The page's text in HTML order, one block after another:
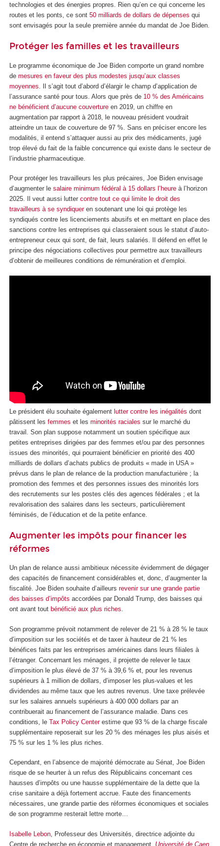
technologies et des énergies propres. Rien qu’en ce qui concerne les
routes et les ponts, ce sont 50 milliards de dollars de dépenses qui
sont envisagés pour la seule première année du mandat de Joe Biden.
Protéger les familles et les travailleurs
Le programme économique de Joe Biden comporte un grand nombre
de mesures en faveur des plus modestes jusqu’aux classes
moyennes . Il s’agit tout d’abord d’élargir le champ d’application de
l’assurance santé pour tous. Alors que près de 10 % des Américains
ne bénéficient d’aucune couverture en 2019, un chiffre en
augmentation par rapport à 2018, le nouveau président voudrait
atteindre un taux de couverture de 97 %. Sans en préciser encore les
modalités, il entend s’attaquer aussi au prix des médicaments, jugé
trop élevé du fait de la faible concurrence qui existe dans le secteur de
l’industrie pharmaceutique.
Pour protéger les travailleurs les plus précaires, Joe Biden envisage
d’augmenter le salaire minimum fédéral à 15 dollars l’heure à l’horizon
2025. Il veut aussi lutter contre tout ce qui limite le droit des
travailleurs à se syndiqueren soutenant une loi qui protège les
syndiqués contre les licenciements abusifs et en mettant en place des
sanctions contre les entreprises qui classeraient sous le statut d’auto-
entrepreneur ceux qui sont, de fait, leurs salariés. Il défend en effet le
principe des négociations collectives pour permettre aux travailleurs
d’obtenir de meilleures conditions de rémunération et d’emploi.
Le président élu souhaite également lutter contre les inégalités dont
pâtissent les femmes et les minorités raciales sur le marché du
travail. Son plan suppose notamment un soutien spécifique aux
petites entreprises dirigées par des femmes et/ou par des personnes
issues des minorités, qui pourraient bénéficier en priorité des 400
milliards de dollars d’achats publics de produits « made in USA »
prévus dans le plan de relance de la production manufacturière ; la
promotion des femmes et des personnes issues des minorités lors
des recrutements sur les postes clés des agences fédérales ; et la
revalorisation des salaires dans les secteurs, particulièrement
féminisés, de l’éducation et de la petite enfance.
Augmenter les impôts pour financer les
réformes
Un plan de relance aussi ambitieux nécessite évidemment de dégager
des capacités de financement considérables et, donc, d’augmenter la
fiscalité. Joe Biden souhaite d’ailleurs revenir sur une grande partie
des baisses d’impôts accordées par Donald Trump, des baisses qui
ont avant tout bénéficié aux plus riches.
Son programme prévoit notamment de relever de 21 % à 28 % le taux
d’imposition sur les sociétés et de taxer à hauteur de 21 % les
bénéfices faits par les entreprises américaines dans leurs filiales à
l’étranger. Concernant les ménages, il projette de relever le taux
d’imposition le plus élevé de 37 % à 39,6 % et, pour les revenus
supérieurs à 1 million de dollars, d’imposer les plus-values et les
dividendes au même taux que les autres revenus. Une taxe prélevée
sur les salaires annuels supérieurs à 400 000 dollars par an
contribuerait au financement de l’assurance maladie. Dans ces
conditions, le Tax Policy Centerestime que 93 % de la charge fiscale
supplémentaire reposerait sur les 20 % des ménages les plus aisés et
75 % sur les 1 % les plus riches.
Cependant, en l’absence de majorité démocrate au Sénat, Joe Biden
risque de se heurter à un refus des Républicains concernant ces
hausses d’impôts ou une hausse supplémentaire de la dette que la
crise sanitaire a déjà fortement accrue. Faute des financements
nécessaires, une grande partie des réformes économiques et sociales
de son programme resterait lettre morte…
Isabelle Lebon , Professeur des Universités, directrice adjointe du
Centre de recherche en économie et management, Université de Caen